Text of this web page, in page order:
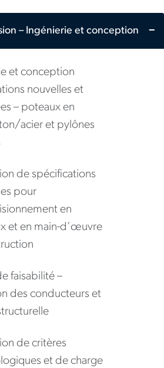
– Ingénierie et conception
et conception
nouvelles et
– poteaux en
acier et pylônes
de spécifications
pour
en
et en main-d’œuvre
faisabilité –
des conducteurs et
de critères
et de charge